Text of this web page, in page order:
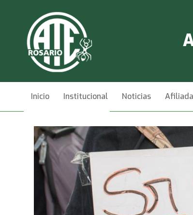
Inicio Institucional Noticias
Videos Contacto